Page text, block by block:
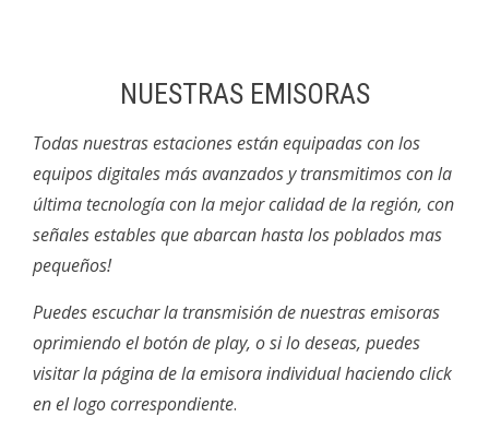
NUESTRAS EMISORAS
Todas nuestras estaciones están equipadas con los
equipos digitales más avanzados y transmitimos con la
última tecnología con la mejor calidad de la región, con
señales estables que abarcan hasta los poblados mas
pequeños!
Puedes escuchar la transmisión de nuestras emisoras
oprimiendo el botón de play, o si lo deseas, puedes
visitar la página de la emisora individual haciendo click
en el logo correspondiente.